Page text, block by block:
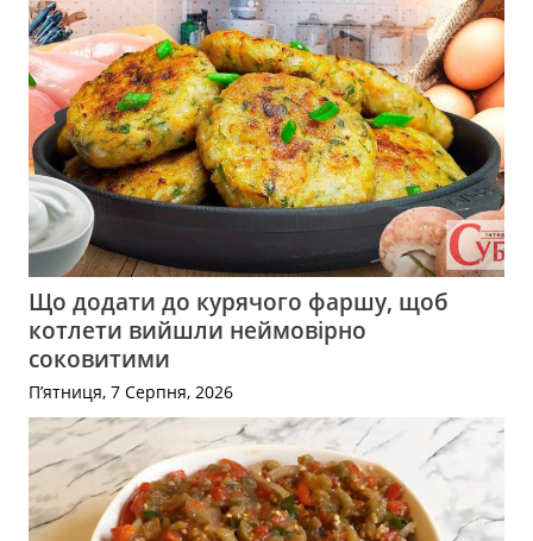
Що додати до курячого фаршу, щоб
котлети вийшли неймовірно
соковитими
П’ятниця, 7 Серпня, 2026